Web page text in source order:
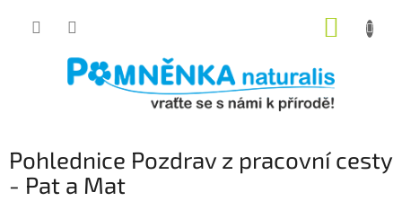
Pohlednice Pozdrav z pracovní cesty
- Pat a Mat